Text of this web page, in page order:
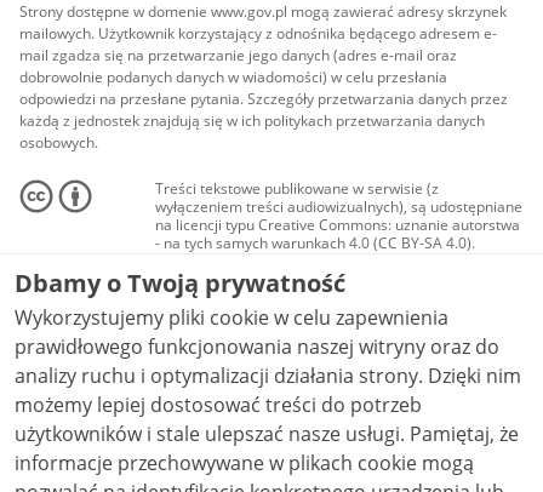
Strony dostępne w domenie www.gov.pl mogą zawierać adresy skrzynek
mailowych. Użytkownik korzystający z odnośnika będącego adresem e-
mail zgadza się na przetwarzanie jego danych (adres e-mail oraz
dobrowolnie podanych danych w wiadomości) w celu przesłania
odpowiedzi na przesłane pytania. Szczegóły przetwarzania danych przez
każdą z jednostek znajdują się w ich politykach przetwarzania danych
osobowych.
Treści tekstowe publikowane w serwisie (z
wyłączeniem treści audiowizualnych), są udostępniane
na licencji typu Creative Commons: uznanie autorstwa
- na tych samych warunkach 4.0 (CC BY-SA 4.0).
Materiały audiowizualne, w tym zdjęcia, materiały
audio i wideo, są udostępniane na licencji typu
Creative Commons: uznanie autorstwa użycie
niekomercyjne - bez utworów zależnych 4.0 (CC BY-
NC-ND 4.0), o ile nie jest to stwierdzone inaczej.
Dbamy o Twoją prywatność
Wykorzystujemy pliki cookie w celu zapewnienia
prawidłowego funkcjonowania naszej witryny oraz do
analizy ruchu i optymalizacji działania strony. Dzięki nim
możemy lepiej dostosować treści do potrzeb
użytkowników i stale ulepszać nasze usługi. Pamiętaj, że
informacje przechowywane w plikach cookie mogą